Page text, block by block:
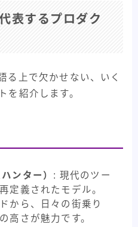
表するプロダク
る上で欠かせない、いく
を紹介します。
ンター） : 現代のツー
定義されたモデル。
から、日々の街乗り
高さが魅力です。